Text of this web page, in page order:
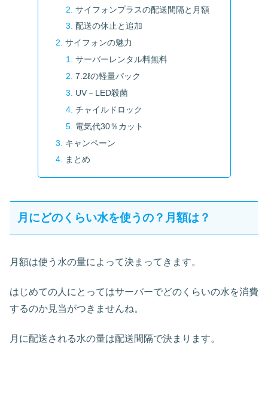
サイフォンプラスの配送間隔と月額
配送の休止と追加
サイフォンの魅力
サーバーレンタル料無料
7.2ℓの軽量パック
UV－LED殺菌
チャイルドロック
電気代30％カット
キャンペーン
まとめ
月にどのくらい水を使うの？月額は？
月額は使う水の量によって決まってきます。
はじめての人にとってはサーバーでどのくらいの水を消費
するのか見当がつきませんね。
月に配送される水の量は配送間隔で決まります。